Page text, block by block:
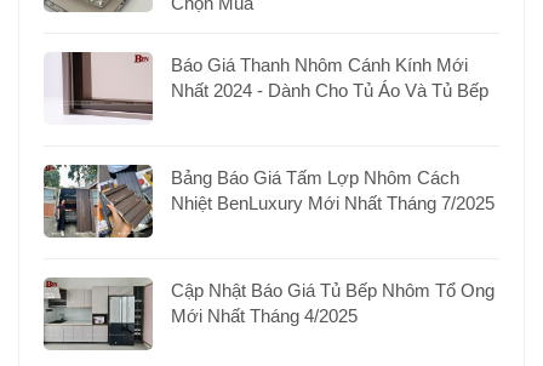
Báo Giá Thanh Nhôm Cánh Kính Mới
Nhất 2024 - Dành Cho Tủ Áo Và Tủ Bếp
Bảng Báo Giá Tấm Lợp Nhôm Cách
Nhiệt BenLuxury Mới Nhất Tháng 7/2025
Cập Nhật Báo Giá Tủ Bếp Nhôm Tổ Ong
Mới Nhất Tháng 4/2025